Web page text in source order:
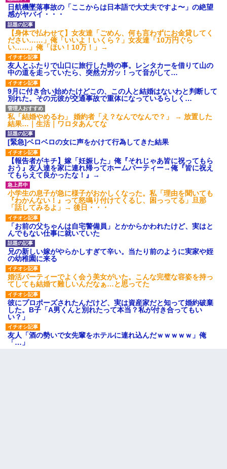
【GIF】JSのカンチョーワロ
タ
後続車にクラクションを鳴ら
され彼氏が逆切れ。「何クラク
ション鳴らしてんだ！降りてこ
いよ！」と怒鳴りだし...
【衝撃】報酬100万円超の治験
募集がこちらｗｗｗｗｗ(※画像
あり)
【ネット騒然】惨殺されたタ
ワマン頂き女子のこの動画、す
げえええええｗｗｗｗｗｗｗｗ
ｗｗｗ
【愕然】白のクラウン俺氏、
高速道路左車線を制限速度で走
った結果wwwwwwwwwwww
百年の恋12-899 食べた量を
張り合ってくる
【悲報】佐藤輝明・・・２軍
でも盛大にやらかす←あまり悲
しませないでくれ
日航機墜落事故の「ここからは日本語で大丈夫ですよ〜」の絶望
感がヤバイ・・・
【身体で払わせて】女友達「ごめん、何も言わずにお金貸してく
ださい……」俺「いいよ！いくら？」女友達「10万円ぐら
い……」俺「ほい！10万！」→
友人とふたりで山口に旅行した時の事。レンタカーを借りて山の
中の道を走っていたら、突然ガガッ！って音がして…
9月に付き合い始めたけどこの、この人と結婚はないわと判断して
別れた。その元彼が交通事故で重体になっているらしく…
私「結婚やめるわ」 婚約者「え？なんでなんで？」 → 放置した
結果…｜生活｜ワロタあんてな
[緊急]ベロベロの女に声をかけて行為してきた結果
【報告者がキチ】嫁「妊娠した」俺『それじゃあ皆に祝ってもら
おう』友人達を家に連れ帰ってホームパーティー→俺『皆に祝え
てもらえて良かったな！』→
小学生の息子が急に様子がおかしくなった。私「理由を聞いても
『わかんない！』って怒鳴り付けてくるし、困っってる」旦那
「話してみるよ」→ 後日・・・
「お前の父ちゃんは自宅警備員」とかからかわれたけど、実はと
んでもない仕事に就いていた
兄の新しい嫁がやらかしすぎて辛い。当たり前のように実家や姪
の幼稚園に来る
婚活パーティーでよく会う美女がいた。こんな完璧な容姿を持っ
てしても結婚て難しいんだなぁ…と思ってた
彼にプロポーズされたんだけど、実は資産家だと知って婚約破棄
した。B子「A男くんと別れたって本当？私が付き合ってもい
い？」
友人「酒の勢いで女先輩をホテルに連れ込んだｗｗｗｗｗ」俺
「…」